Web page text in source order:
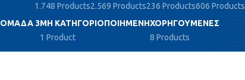
1.748 Products2.569 Products236 Products606 Products
ΟΜΆΔΑ 3ΜΗ ΚΑΤΗΓΟΡΙΟΠΟΙΗΜΈΝΗ
1 Product
ΧΟΡΗΓΟΎΜΕΝΕΣ
8 Products